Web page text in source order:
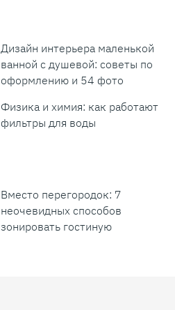
Дизайн интерьера маленькой
ванной с душевой: советы по
оформлению и 54 фото
Физика и химия: как работают
фильтры для воды
Вместо перегородок: 7
неочевидных способов
зонировать гостиную